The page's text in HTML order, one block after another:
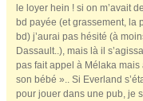
le loyer hein ! si on m’avait
bd payée (et grassement, la
bd) j’aurai pas hésité (à
Dassault..), mais là il
pas fait appel à Mélaka
son bébé ».. Si Everland
pour jouer dans une pub, je